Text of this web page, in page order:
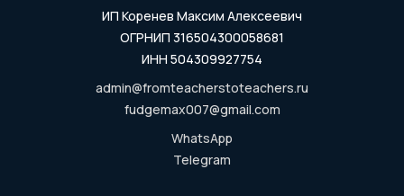
ИП Коренев Максим Алексеевич
ОГРНИП 316504300058681
ИНН 504309927754
admin@fromteacherstoteachers.ru
fudgemax007@gmail.com
WhatsApp
Telegram